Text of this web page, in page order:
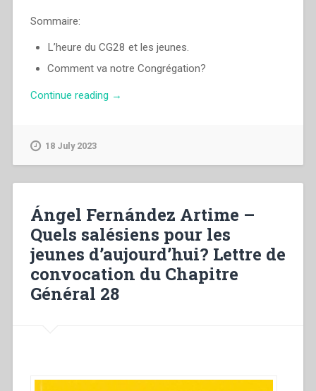
Sommaire:
L’heure du CG28 et les jeunes.
Comment va notre Congrégation?
Continue reading “Ángel
fidélité.
Avec
mes
salutations
dans
l’imminence
→
18 July 2023
Ángel Fernández Artime –
Quels salésiens pour les
jeunes d’aujourd’hui? Lettre de
convocation du Chapitre
Général 28